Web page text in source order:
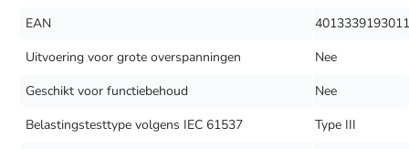
EAN
4013339193011
Uitvoering voor grote overspanningen
Nee
Geschikt voor functiebehoud
Nee
Belastingstesttype volgens IEC 61537
Type III